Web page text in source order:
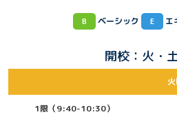
B ベーシック E エ
開校：火・
1限（9:40-10:30）